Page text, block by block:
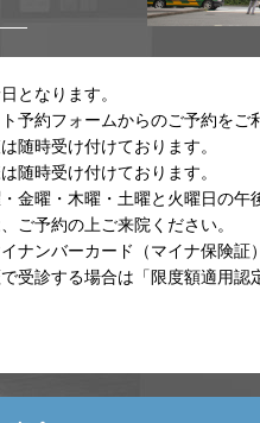
となります。
予約フォームからのご予約をご
随時受け付けております。
随時受け付けております。
金曜・木曜・土曜と火曜日の午
ご予約の上ご来院ください。
ナンバーカード（マイナ保険証
受診する場合は「限度額適用認